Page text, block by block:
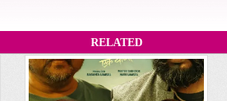
RELATED